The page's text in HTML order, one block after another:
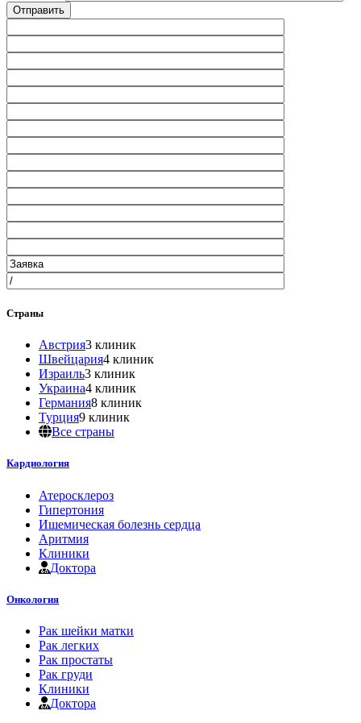
Страны
Австрия3 клиник
Швейцария4 клиник
Израиль3 клиник
Украина4 клиник
Германия8 клиник
Турция9 клиник
Все страны
Кардиология
Атеросклероз
Гипертония
Ишемическая болезнь сердца
Аритмия
Клиники
Доктора
Онкология
Рак шейки матки
Рак легких
Рак простаты
Рак груди
Клиники
Доктора